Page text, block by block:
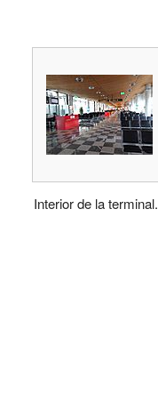
Interior de la terminal.